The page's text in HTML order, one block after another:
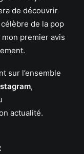
de découvrir
de la pop
premier avis
sur l’ensemble
,
actualité.